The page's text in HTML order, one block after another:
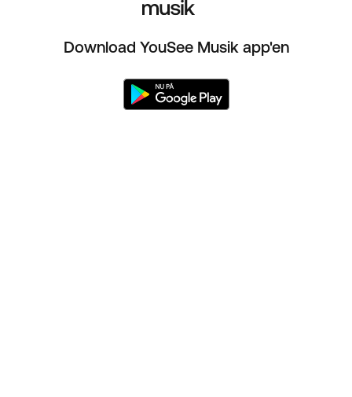
Download YouSee Musik app'en